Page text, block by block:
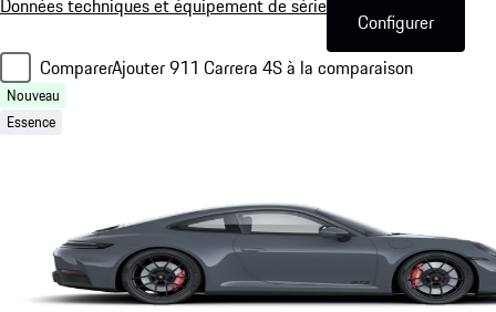
Données techniques et équipement de série
Configurer
ComparerAjouter 911 Carrera 4S à la comparaison
Nouveau
Essence